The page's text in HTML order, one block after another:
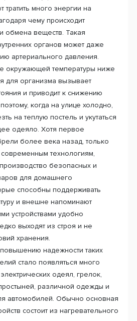
тратить много энергии на
чему происходит
обмена веществ. Такая
органов может даже
артериального давления.
окружающей температуры ниже
для организма вызывает
и приводит к снижению
когда на улице холодно,
на теплую постель и укутаться
одеяло. Хотя первое
более века назад, только
технологиям,
безопасных и
для домашнего
способны поддерживать
и внешне напоминают
устройствами удобно
выходят из строя и не
хранения.
надежности таких
стало появляться много
одеял, грелок,
различной одежды и
автомобилей. Обычно основная
состоит из нагревательного